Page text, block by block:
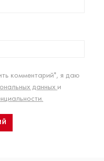
комментарий", я даю
данных и